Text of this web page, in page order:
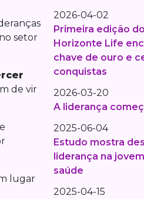
setor
de vir
lugar
2026-04-02
Primeira edição
Horizonte Life
chave de ouro e
conquistas
2026-03-20
A liderança
2025-06-04
Estudo mostra
liderança na
saúde
2025-04-15